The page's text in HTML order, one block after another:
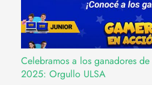
Celebramos a los ganadores
2025: Orgullo ULSA